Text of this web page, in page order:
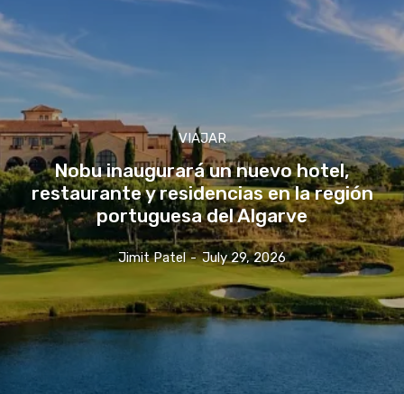
VIAJAR
Nobu inaugurará un nuevo hotel,
restaurante y residencias en la región
portuguesa del Algarve
Jimit Patel - July 29, 2026